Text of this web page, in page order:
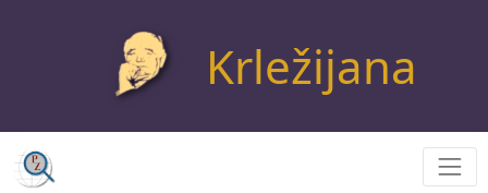
Krležijana